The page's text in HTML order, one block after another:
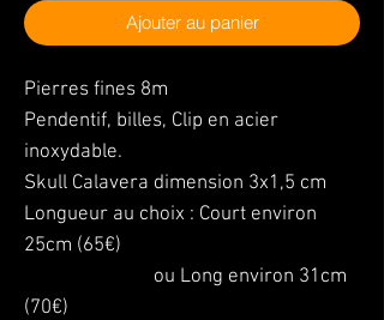
Ajouter au panier
Pierres fines 8m
Pendentif, billes, Clip en acier
inoxydable.
Skull Calavera dimension 3x1,5 cm
Longueur au choix : Court environ
25cm (65€)
ou Long environ 31cm
(70€)